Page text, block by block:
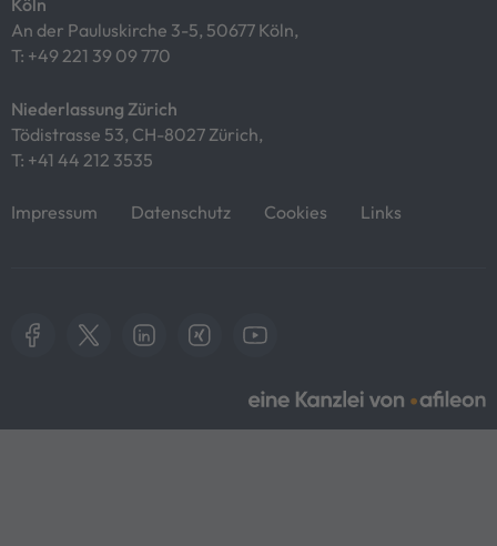
Köln
An der Pauluskirche 3-5, 50677 Köln,
T: +49 221 39 09 770
Niederlassung Zürich
Tödistrasse 53, CH-8027 Zürich,
T: +41 44 212 3535
Impressum Datenschutz Cookies Links